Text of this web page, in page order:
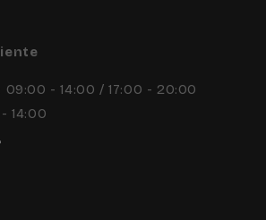
09:00 - 14:00 / 17:00 - 20:00
14:00